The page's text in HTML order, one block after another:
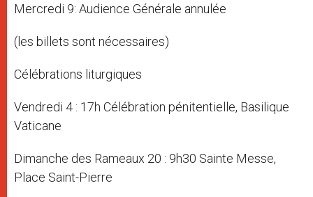
Mercredi 9: Audience Générale annulée
(les billets sont nécessaires)
Célébrations liturgiques
Vendredi 4 : 17h Célébration pénitentielle, Basilique
Vaticane
Dimanche des Rameaux 20 : 9h30 Sainte Messe,
Place Saint-Pierre